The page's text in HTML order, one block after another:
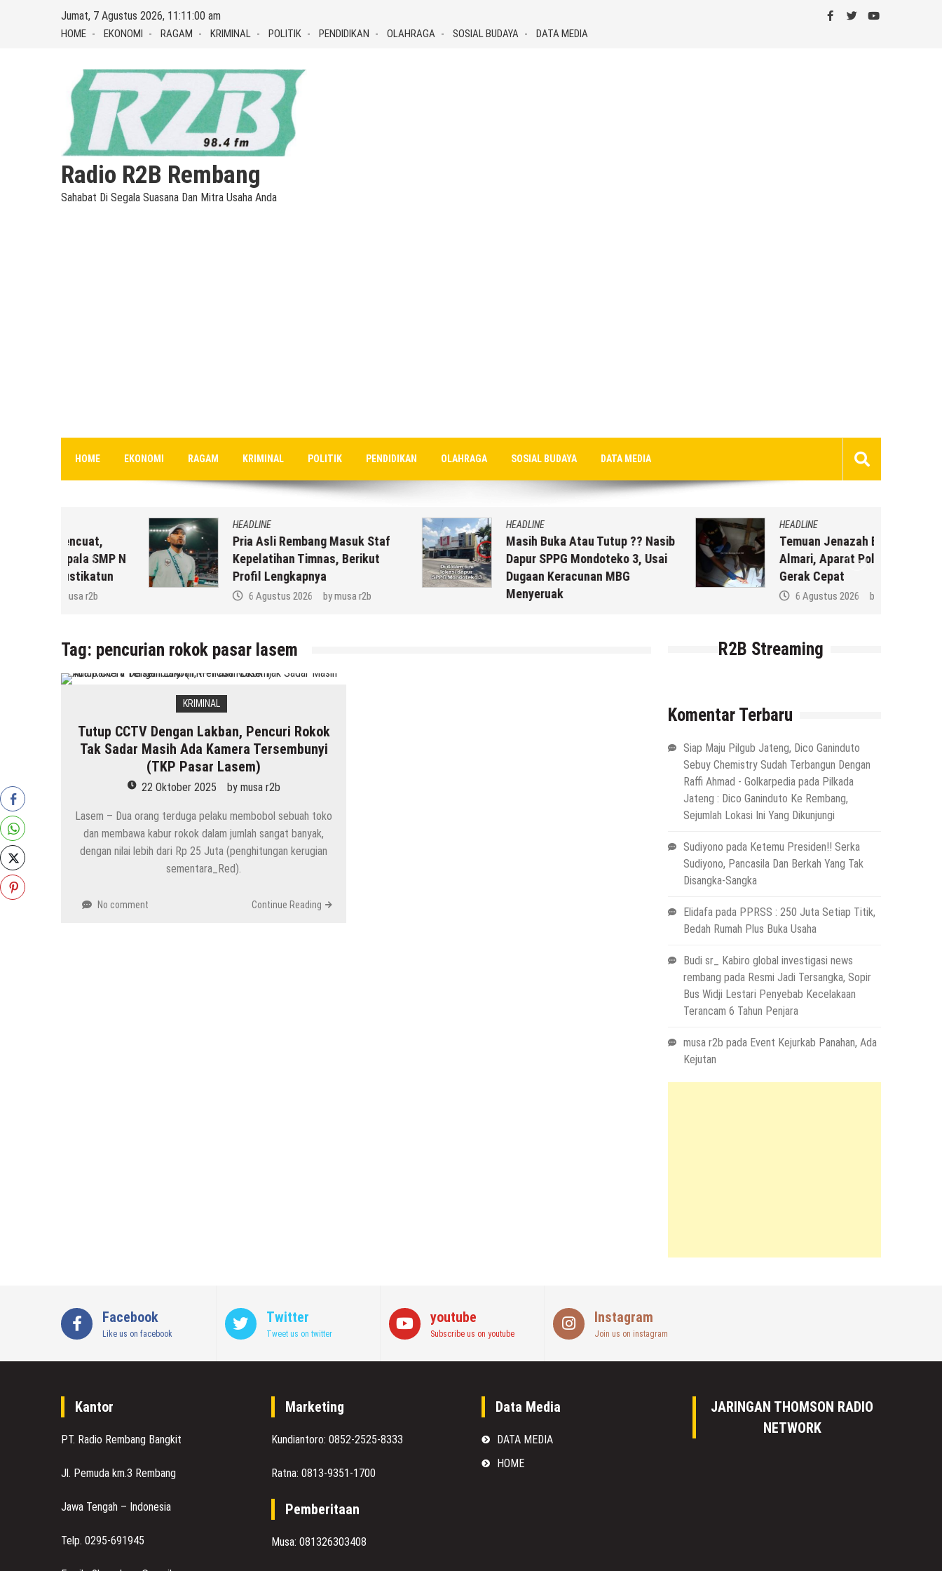
Jumat, 7 Agustus 2026, 11:11:01 am
HOME EKONOMI RAGAM KRIMINAL POLITIK PENDIDIKAN OLAHRAGA SOSIAL BUDAYA DATA MEDIA
Radio R2B Rembang
Sahabat Di Segala Suasana Dan Mitra Usaha Anda
HOME EKONOMI RAGAM KRIMINAL POLITIK PENDIDIKAN OLAHRAGA SOSIAL BUDAYA DATA MEDIA
HEADLINE
Pria Asli Rembang Masuk Staf
Kepelatihan Timnas, Berikut
Profil Lengkapnya
by musa r2b
HEADLINE
Masih Buka Atau Tutup ?? Nasib
Dapur SPPG Mondoteko 3, Usai
Dugaan Keracunan MBG
HEADLINE
Temuan Jenazah Bayi Di Bawah
Almari, Aparat Polres Rembang
Gerak Cepat
by musa r2b
Tag: pencurian rokok pasar lasem
KRIMINAL
Tutup CCTV Dengan Lakban, Pencuri Rokok
Tak Sadar Masih Ada Kamera Tersembunyi
(TKP Pasar Lasem)
22 Oktober 2025 by musa r2b
Lasem – Dua orang terduga pelaku membobol sebuah toko
dan membawa kabur rokok dalam jumlah sangat banyak,
dengan nilai lebih dari Rp 25 Juta (penghitungan kerugian
sementara_Red).
No comment Continue Reading
R2B Streaming
Komentar Terbaru
Siap Maju Pilgub Jateng, Dico Ganinduto
Sebuy Chemistry Sudah Terbangun Dengan
Raffi Ahmad - Golkarpediapada Pilkada
Jateng : Dico Ganinduto Ke Rembang,
Sejumlah Lokasi Ini Yang Dikunjungi
Sudiyono pada Ketemu Presiden!! Serka
Sudiyono, Pancasila Dan Berkah Yang Tak
Disangka-Sangka
Elidafapada PPRSS : 250 Juta Setiap Titik,
Bedah Rumah Plus Buka Usaha
Budi sr_ Kabiro global investigasi news
rembang pada Resmi Jadi Tersangka, Sopir
Bus Widji Lestari Penyebab Kecelakaan
Terancam 6 Tahun Penjara
musa r2b pada Event Kejurkab Panahan, Ada
Kejutan
Facebook
Like us on facebook
Twitter
Tweet us on twitter
youtube
Subscribe us on youtube
Instagram
Join us on instagram
Kantor
PT. Radio Rembang Bangkit
Jl. Pemuda km.3 Rembang
Jawa Tengah – Indonesia
Telp. 0295-691945
Marketing
Kundiantoro: 0852-2525-8333
Ratna: 0813-9351-1700
Pemberitaan
Musa: 081326303408
Data Media
DATA MEDIA
HOME
JARINGAN THOMSON RADIO
NETWORK